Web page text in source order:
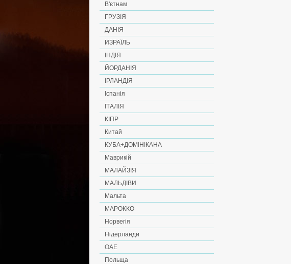
В'єтнам
ГРУЗІЯ
ДАНІЯ
ИЗРАЇЛЬ
ІНДІЯ
ЙОРДАНІЯ
ІРЛАНДІЯ
Іспанія
ІТАЛІЯ
КІПР
Китай
КУБА+ДОМІНІКАНА
Маврикій
МАЛАЙЗІЯ
МАЛЬДІВИ
Мальта
МАРОККО
Норвегія
Нідерланди
ОАЕ
Польща